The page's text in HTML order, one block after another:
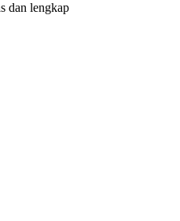
dan lengkap